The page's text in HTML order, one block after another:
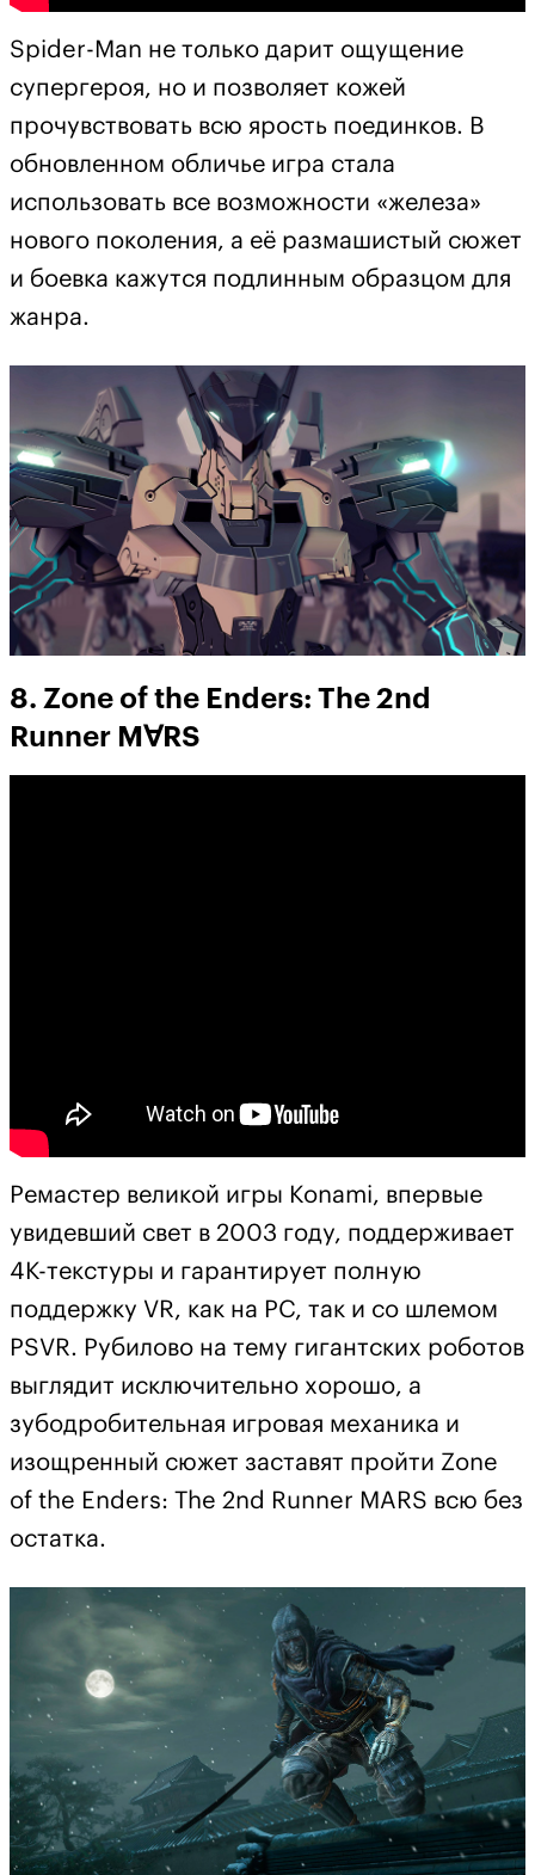
Spider-Man не только дарит ощущение
супергероя, но и позволяет кожей
прочувствовать всю ярость поединков. В
обновленном обличье игра стала
использовать все возможности «железа»
нового поколения, а её размашистый сюжет
и боевка кажутся подлинным образцом для
жанра.
8. Zone of the Enders: The 2nd
Runner M∀RS
Ремастер великой игры Konami, впервые
увидевший свет в 2003 году, поддерживает
4К-текстуры и гарантирует полную
поддержку VR, как на РС, так и со шлемом
PSVR. Рубилово на тему гигантских роботов
выглядит исключительно хорошо, а
зубодробительная игровая механика и
изощренный сюжет заставят пройти Zone
of the Enders: The 2nd Runner MARS всю без
остатка.